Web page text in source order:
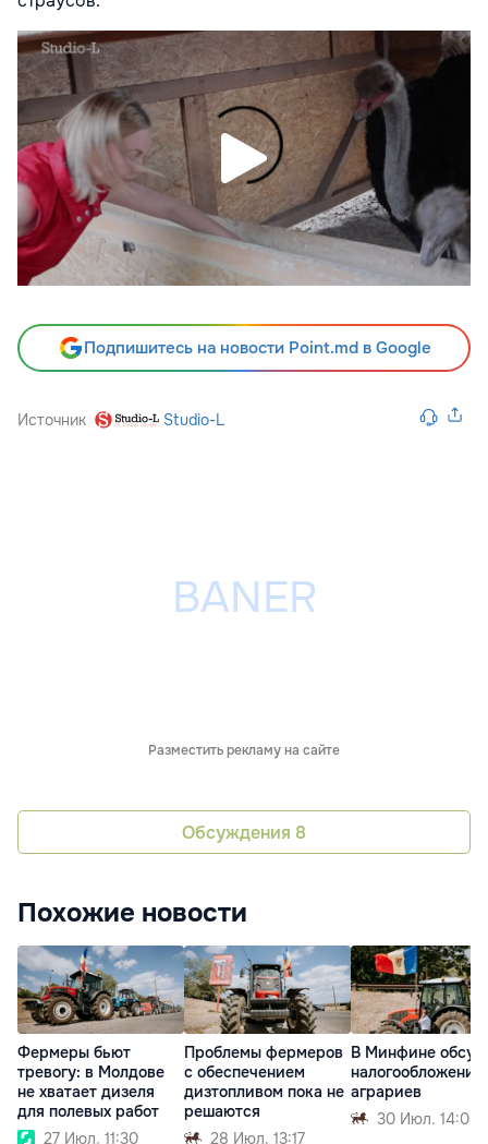
Подпишитесь на новости Point.md в Google
Источник Studio-L
Разместить рекламу на сайте
Обсуждения 8
Похожие новости
Фермеры бьют
тревогу: в Молдове
не хватает дизеля
для полевых работ
27 Июл. 11:30
Проблемы фермеров
с обеспечением
дизтопливом пока не
решаются
28 Июл. 13:17
В Минфине
налогообложение
аграриев
30 Июл. 14:08